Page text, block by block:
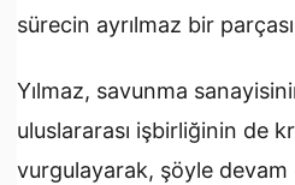
sürecin ayrılmaz bir
Yılmaz, savunma
uluslararası işbirliğinin de
vurgulayarak, şöyle devam